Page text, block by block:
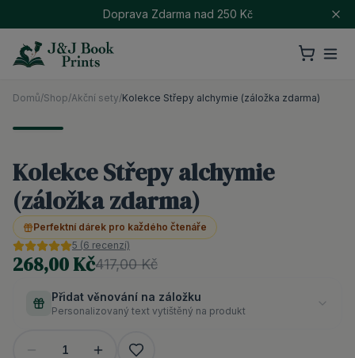
Doprava Zdarma nad 250 Kč
Domů/Shop/Akční sety/Kolekce Střepy alchymie (záložka zdarma)
Kolekce Střepy alchymie
(záložka zdarma)
Perfektní dárek pro každého čtenáře
5 (6 recenzí)
268,00 Kč417,00 Kč
Přidat věnování na záložku
Personalizovaný text vytištěný na produkt
1